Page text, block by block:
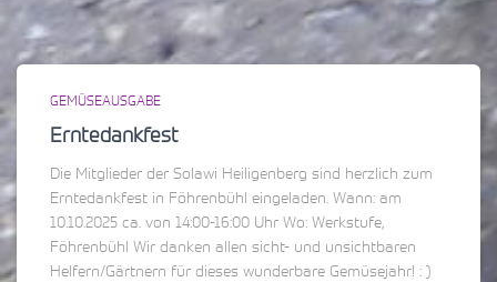
GEMÜSEAUSGABE
Erntedankfest
Die Mitglieder der Solawi Heiligenberg sind herzlich zum
Erntedankfest in Föhrenbühl eingeladen. Wann: am
10.10.2025 ca. von 14:00-16:00 Uhr Wo: Werkstufe,
Föhrenbühl Wir danken allen sicht- und unsichtbaren
Helfern/Gärtnern für dieses wunderbare Gemüsejahr! : )